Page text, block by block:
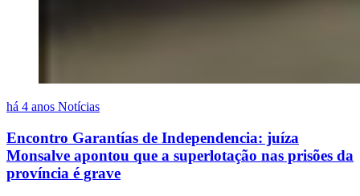
há 4 anos Notícias
Encontro Garantías de Independencia: juíza
Monsalve apontou que a superlotação nas prisões da
província é grave